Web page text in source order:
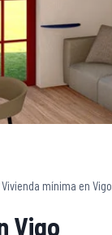
Vivienda mínima en Vigo
Vigo